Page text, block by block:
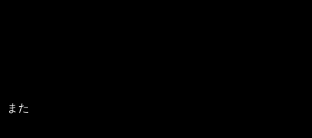
また